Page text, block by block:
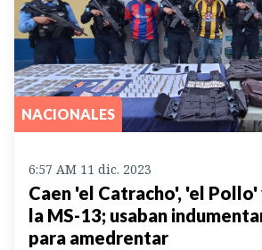
NACIONALES
6:57 AM 11 dic. 2023
Caen 'el Catracho', 'el Pollo'
la MS-13; usaban
para amedrentar